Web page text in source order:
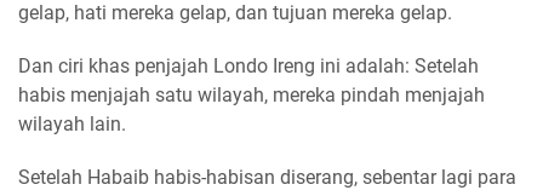
gelap, hati mereka gelap, dan tujuan mereka gelap.
Dan ciri khas penjajah Londo Ireng ini adalah: Setelah
habis menjajah satu wilayah, mereka pindah menjajah
wilayah lain.
Setelah Habaib habis-habisan diserang, sebentar lagi para